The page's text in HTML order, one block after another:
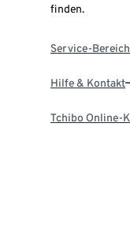
finden.
Service-Bereich
Hilfe & Kontakt
Tchibo Online-